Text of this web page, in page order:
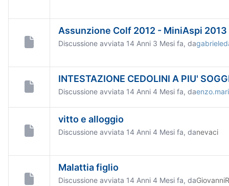
Assunzione Colf 2012 - MiniAspi 2013
Discussione avviata 14 Anni 3 Mesi fa, da
INTESTAZIONE CEDOLINI A PIU'
Discussione avviata 14 Anni 4 Mesi fa, da
vitto e alloggio
Discussione avviata 14 Anni 4 Mesi fa, danevaci
Malattia figlio
Discussione avviata 14 Anni 4 Mesi fa, daGiovanniR